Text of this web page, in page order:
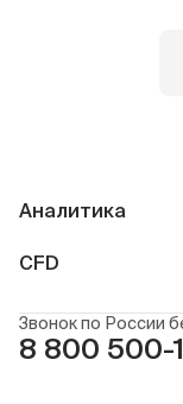
Аналитика
CFD
Звонок по России
8 800 500-